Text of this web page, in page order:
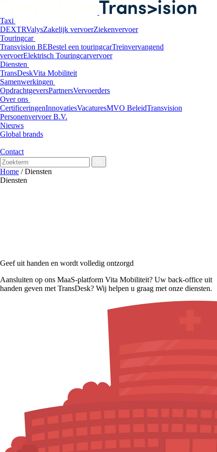
Taxi
DEXTRValysZakelijk vervoerZiekenvervoer
Touringcar
Transvision BEBestel een touringcarTreinvervangend
vervoerElektrisch Touringcarvervoer
Diensten
TransDeskVita Mobiliteit
Samenwerkingen
OpdrachtgeversPartnersVervoerders
Over ons
CertificeringenInnovatiesVacaturesMVO BeleidTransvision
Personenvervoer B.V.
Nieuws
Global brands
Contact
Home /Diensten
Diensten
Geef uit handen en wordt volledig ontzorgd
Aansluiten op ons MaaS-platform Vita Mobiliteit? Uw back-office uit
handen geven met TransDesk? Wij helpen u graag met onze diensten.